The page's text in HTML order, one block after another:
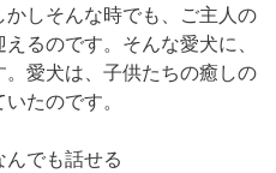
しそんな時でも、ご主人の
るのです。そんな愛犬に、
愛犬は、子供たちの癒しの
たのです。
んでも話せる